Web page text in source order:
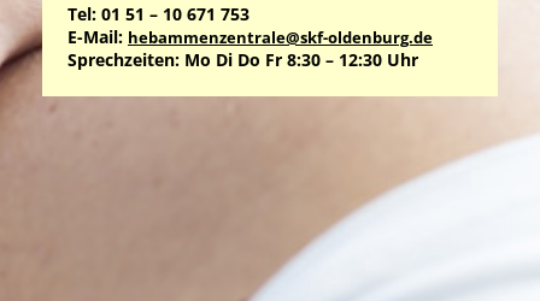
Tel: 01 51 – 10 671 753
E-Mail: hebammenzentrale@skf-oldenburg.de
Sprechzeiten: Mo Di Do Fr 8:30 – 12:30 Uhr